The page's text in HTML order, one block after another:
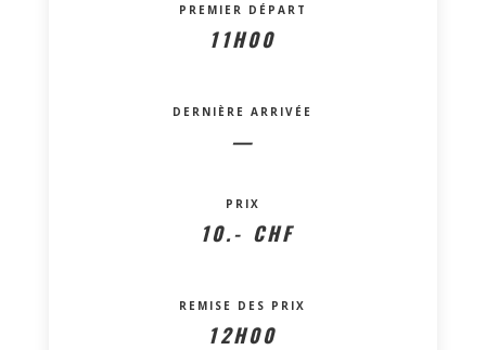
PREMIER DÉPART
11H00
DERNIÈRE ARRIVÉE
—
PRIX
10.- CHF
REMISE DES PRIX
12H00